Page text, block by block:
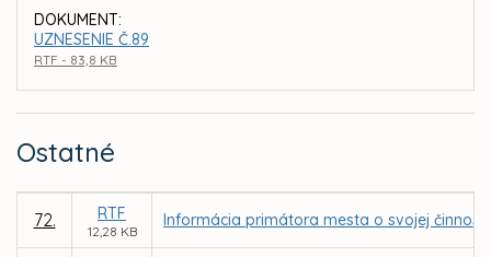
DOKUMENT:
UZNESENIE Č.89
RTF - 83,8 KB
Ostatné
72. RTF
12,28 KB
Informácia primátora mesta o svojej